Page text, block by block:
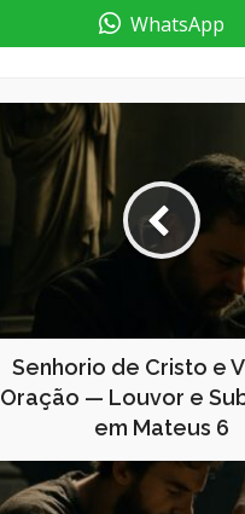
WhatsApp
Senhorio de Cristo e
Oração — Louvor e
em Mateus 6